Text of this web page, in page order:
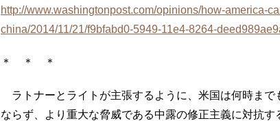
http://www.washingtonpost.com/opinions/how-america-
china/2014/11/21/f9bfabd0-5949-11e4-8264-
＊ ＊ ＊
ラトナーとライトが主張するように、米国は何時まで
ならず、より重大な脅威である中露の修正主義に対抗す